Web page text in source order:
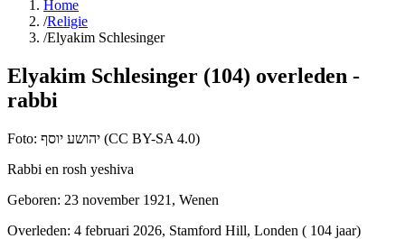
Home
/Religie
/Elyakim Schlesinger
Elyakim Schlesinger (104) overleden -
rabbi
Foto:
יהושע יוסף (CC BY-SA 4.0)
Rabbi en rosh yeshiva
Geboren: 23 november 1921 , Wenen
Overleden: 4 februari 2026, Stamford Hill, Londen ( 104 jaar)